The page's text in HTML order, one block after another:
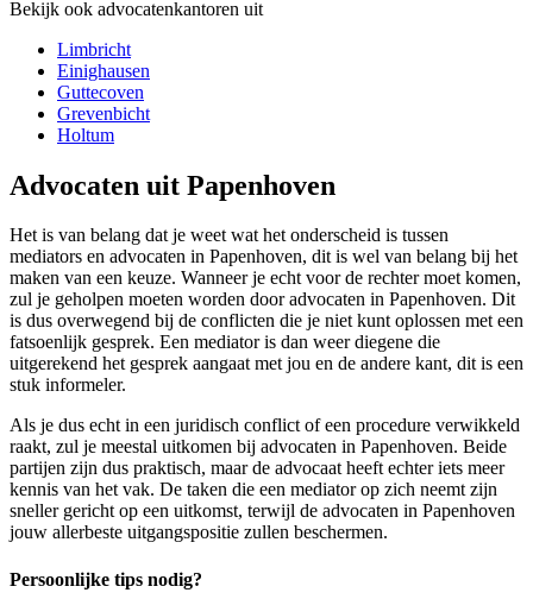
Bekijk ook advocatenkantoren uit
Limbricht
Einighausen
Guttecoven
Grevenbicht
Holtum
Advocaten uit Papenhoven
Het is van belang dat je weet wat het onderscheid is tussen
mediators en advocaten in Papenhoven, dit is wel van belang bij het
maken van een keuze. Wanneer je echt voor de rechter moet komen,
zul je geholpen moeten worden door advocaten in Papenhoven. Dit
is dus overwegend bij de conflicten die je niet kunt oplossen met een
fatsoenlijk gesprek. Een mediator is dan weer diegene die
uitgerekend het gesprek aangaat met jou en de andere kant, dit is een
stuk informeler.
Als je dus echt in een juridisch conflict of een procedure verwikkeld
raakt, zul je meestal uitkomen bij advocaten in Papenhoven. Beide
partijen zijn dus praktisch, maar de advocaat heeft echter iets meer
kennis van het vak. De taken die een mediator op zich neemt zijn
sneller gericht op een uitkomst, terwijl de advocaten in Papenhoven
jouw allerbeste uitgangspositie zullen beschermen.
Persoonlijke tips nodig?